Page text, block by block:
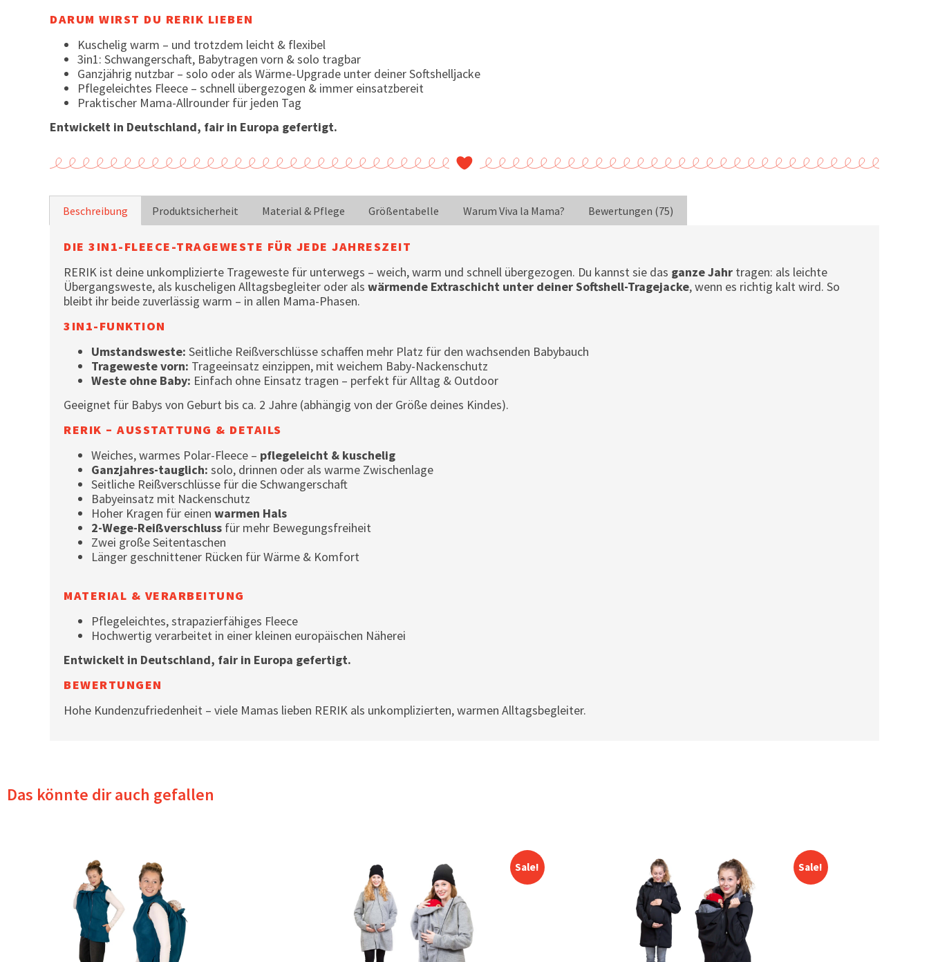
DARUM WIRST DU RERIK LIEBEN
Kuschelig warm – und trotzdem leicht & flexibel
3in1: Schwangerschaft, Babytragen vorn & solo tragbar
Ganzjährig nutzbar – solo oder als Wärme-Upgrade unter deiner Softshelljacke
Pflegeleichtes Fleece – schnell übergezogen & immer einsatzbereit
Praktischer Mama-Allrounder für jeden Tag
Entwickelt in Deutschland, fair in Europa gefertigt.
Beschreibung Produktsicherheit Material & Pflege Größentabelle Warum Viva la Mama? Bewertungen (75)
DIE 3IN1-FLEECE-TRAGEWESTE FÜR JEDE JAHRESZEIT
RERIK ist deine unkomplizierte Trageweste für unterwegs – weich, warm und schnell übergezogen. Du kannst sie das ganze Jahr tragen: als leichte
Übergangsweste, als kuscheligen Alltagsbegleiter oder als wärmende Extraschicht unter deiner Softshell-Tragejacke, wenn es richtig kalt wird. So
bleibt ihr beide zuverlässig warm – in allen Mama-Phasen.
3IN1-FUNKTION
Umstandsweste: Seitliche Reißverschlüsse schaffen mehr Platz für den wachsenden Babybauch
Trageweste vorn: Trageeinsatz einzippen, mit weichem Baby-Nackenschutz
Weste ohne Baby: Einfach ohne Einsatz tragen – perfekt für Alltag & Outdoor
Geeignet für Babys von Geburt bis ca. 2 Jahre (abhängig von der Größe deines Kindes).
RERIK – AUSSTATTUNG & DETAILS
Weiches, warmes Polar-Fleece – pflegeleicht & kuschelig
Ganzjahres-tauglich: solo, drinnen oder als warme Zwischenlage
Seitliche Reißverschlüsse für die Schwangerschaft
Babyeinsatz mit Nackenschutz
Hoher Kragen für einen warmen Hals
2-Wege-Reißverschluss für mehr Bewegungsfreiheit
Zwei große Seitentaschen
Länger geschnittener Rücken für Wärme & Komfort
MATERIAL & VERARBEITUNG
Pflegeleichtes, strapazierfähiges Fleece
Hochwertig verarbeitet in einer kleinen europäischen Näherei
Entwickelt in Deutschland, fair in Europa gefertigt.
BEWERTUNGEN
Hohe Kundenzufriedenheit – viele Mamas lieben RERIK als unkomplizierten, warmen Alltagsbegleiter.
Das könnte dir auch gefallen
Sale! Sale!